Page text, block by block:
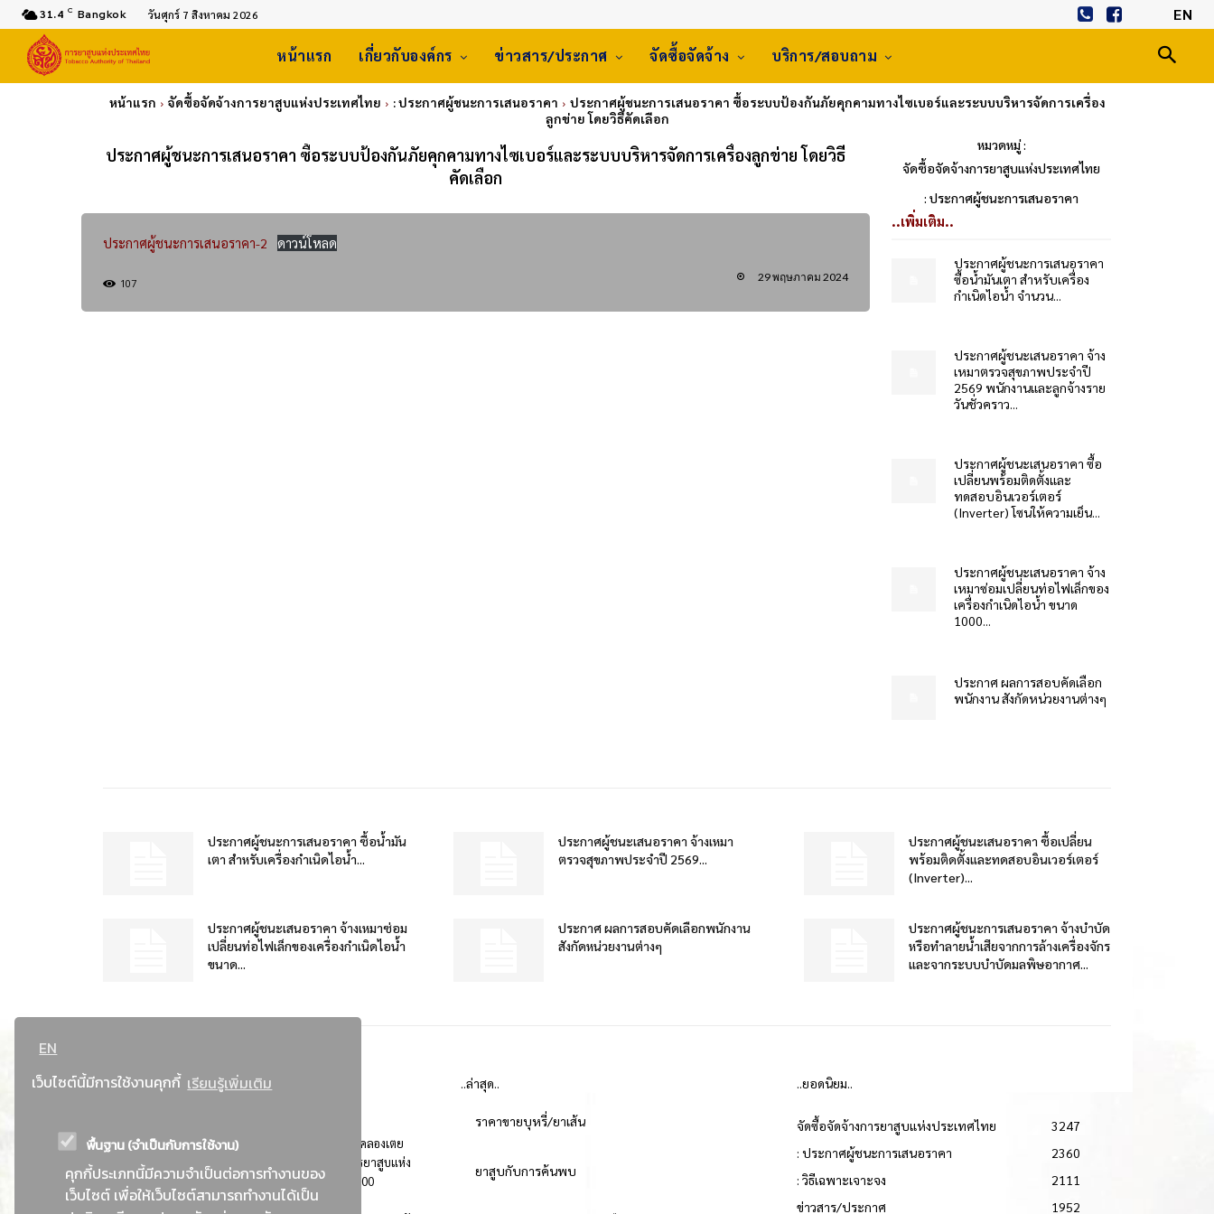
EN
เว็บไซต์นี้มีการใช้งานคุกกี้ เรียนรู้เพิ่มเติม
พื้นฐาน (จำเป็นกับการใช้งาน)
คุกกี้ประเภทนี้มีความจำเป็นต่อการทำงานของ
เว็บไซต์ เพื่อให้เว็บไซต์สามารถทำงานได้เป็น
31.4 C Bangkok วันศุกร์ 7 สิงหาคม 2026 EN
หน้าแรก เกี่ยวกับองค์กร ข่าวสาร/ประกาศ จัดซื้อจัดจ้าง บริการ/สอบถาม
หน้าแรก จัดซื้อจัดจ้างการยาสูบแห่งประเทศไทย : ประกาศผู้ชนะการเสนอราคา
ประกาศผู้ชนะการเสนอราคา ซื้อระบบป้องกันภัยคุกคามทางไซเบอร์และระบบบริหารจัดการเครื่อง
ลูกข่าย โดยวิธีคัดเลือก
ประกาศผู้ชนะการเสนอราคา ซื้อระบบป้องกันภัยคุกคามทางไซเบอร์และระบบบริหารจัดการเครื่องลูกข่าย โดยวิธี
คัดเลือก
หมวดหมู่ :
จัดซื้อจัดจ้างการยาสูบแห่งประเทศไทย
: ประกาศผู้ชนะการเสนอราคา
ประกาศผู้ชนะการเสนอราคา-2 ดาวน์โหลด
107 29 พฤษภาคม 2024
..เพิ่มเติม..
ประกาศผู้ชนะการเสนอราคา
ซื้อน้ำมันเตา สำหรับเครื่อง
กำเนิดไอน้ำ จำนวน...
ประกาศผู้ชนะเสนอราคา จ้าง
เหมาตรวจสุขภาพประจำปี
2569 พนักงานและลูกจ้างราย
วันชั่วคราว...
ประกาศผู้ชนะเสนอราคา ซื้อ
เปลี่ยนพร้อมติดตั้งและ
ทดสอบอินเวอร์เตอร์
(Inverter) โซนให้ความเย็น...
ประกาศผู้ชนะเสนอราคา จ้าง
เหมาซ่อมเปลี่ยนท่อไฟเล็กของ
เครื่องกำเนิดไอน้ำ ขนาด
1000...
ประกาศ ผลการสอบคัดเลือก
พนักงาน สังกัดหน่วยงานต่างๆ
ประกาศผู้ชนะการเสนอราคา ซื้อน้ำมัน
เตา สำหรับเครื่องกำเนิดไอน้ำ...
ประกาศผู้ชนะเสนอราคา จ้างเหมา
ตรวจสุขภาพประจำปี 2569...
ประกาศผู้ชนะเสนอราคา ซื้อเปลี่ยน
พร้อมติดตั้งและทดสอบอินเวอร์เตอร์
(Inverter)...
ประกาศผู้ชนะเสนอราคา จ้างเหมาซ่อม
เปลี่ยนท่อไฟเล็กของเครื่องกำเนิดไอน้ำ
ขนาด...
ประกาศ ผลการสอบคัดเลือกพนักงาน
สังกัดหน่วยงานต่างๆ
ประกาศผู้ชนะการเสนอราคา จ้างบำบัด
หรือทำลายน้ำเสียจากการล้างเครื่องจักร
และจากระบบบำบัดมลพิษอากาศ...
ที่อยู่ : 184 ถนนพระรามที่ 4 แขวงคลองเตย เขตคลองเตย
กรุงเทพมหานคร 10110 ติดต่อประชาสัมพันธ์ การยาสูบแห่ง
ประเทศไทย Call center โทร. 0-2229-1000
..ล่าสุด..
ราคาขายบุหรี่/ยาเส้น
ยาสูบกับการค้นพบ
..ยอดนิยม..
จัดซื้อจัดจ้างการยาสูบแห่งประเทศไทย
3247
: ประกาศผู้ชนะการเสนอราคา
2360
: วิธีเฉพาะเจาะจง
2111
ข่าวสาร/ประกาศ
1952